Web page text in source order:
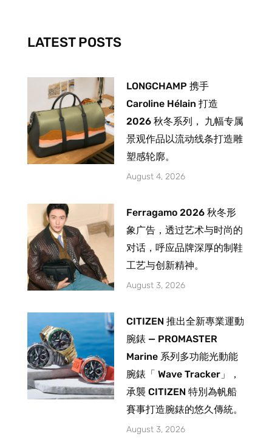
-
f
m
LATEST POSTS
LONGCHAMP 携手
Caroline Hélain 打造
2026 秋冬系列， 九幅专属
景观作品以流动线条打造雕
塑感轮廓。
August 4, 2026
Ferragamo 2026 秋冬形
象广告，透过艺术与时尚的
对话，呼应品牌深厚的制鞋
工艺与创新精神。
August 3, 2026
CITIZEN 推出全新專業運動
腕錶 — PROMASTER
Marine 系列多功能光動能
腕錶「 Wave Tracker」，
承襲 CITIZEN 特別為帆船
賽事打造腕錶的悠久傳統。
August 3, 2026